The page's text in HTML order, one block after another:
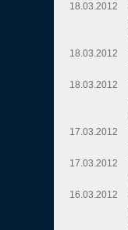
18.03.2012
18.03.2012
18.03.2012
17.03.2012
17.03.2012
16.03.2012